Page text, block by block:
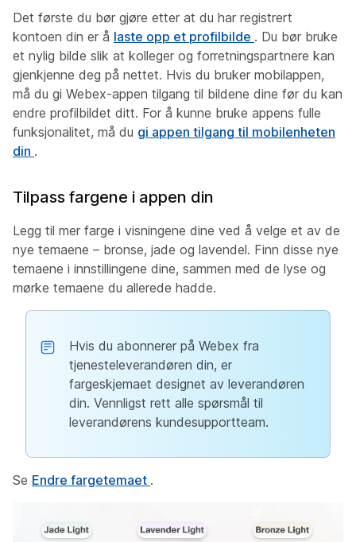
Det første du bør gjøre etter at du har registrert
kontoen din er å laste opp et profilbilde . Du bør bruke
et nylig bilde slik at kolleger og forretningspartnere kan
gjenkjenne deg på nettet. Hvis du bruker mobilappen,
må du gi Webex-appen tilgang til bildene dine før du kan
endre profilbildet ditt. For å kunne bruke appens fulle
funksjonalitet, må du gi appen tilgang til mobilenheten
din .
Tilpass fargene i appen din
Legg til mer farge i visningene dine ved å velge et av de
nye temaene – bronse, jade og lavendel. Finn disse nye
temaene i innstillingene dine, sammen med de lyse og
mørke temaene du allerede hadde.
Hvis du abonnerer på Webex fra
tjenesteleverandøren din, er
fargeskjemaet designet av leverandøren
din. Vennligst rett alle spørsmål til
leverandørens kundesupportteam.
Se Endre fargetemaet .